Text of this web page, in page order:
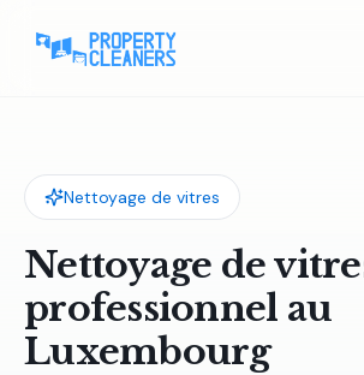
Nettoyage de vitres
Nettoyage de
professionnel au
Luxembourg